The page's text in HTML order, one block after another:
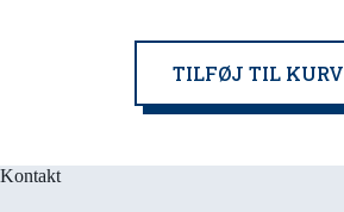
TILFØJ TIL KURV
Kontakt